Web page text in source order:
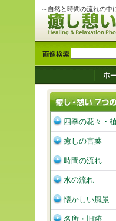
～自然と時間の流れの中
四季の花々・
癒しの言葉
時間の流れ
水の流れ
懐かしい風景
名所・旧跡